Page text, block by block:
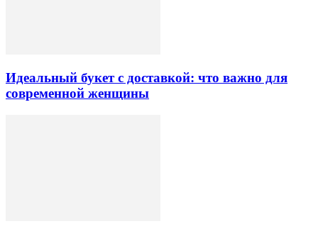
Идеальный букет с доставкой: что важно для
современной женщины